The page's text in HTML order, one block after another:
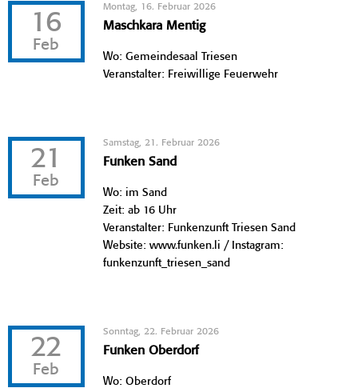
16
Feb
Montag, 16. Februar 2026
Maschkara Mentig
Wo: Gemeindesaal Triesen
Veranstalter: Freiwillige Feuerwehr
21
Feb
Samstag, 21. Februar 2026
Funken Sand
Wo: im Sand
Zeit: ab 16 Uhr
Veranstalter: Funkenzunft Triesen Sand
Website: www.funken.li / Instagram:
funkenzunft_triesen_sand
22
Feb
Sonntag, 22. Februar 2026
Funken Oberdorf
Wo: Oberdorf